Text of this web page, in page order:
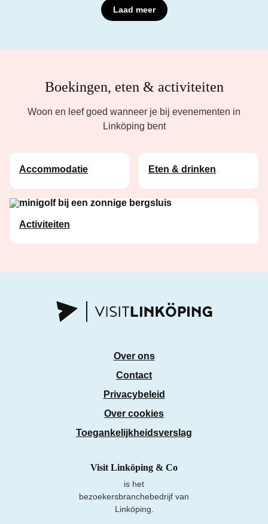
Laad meer
Boekingen, eten & activiteiten
Woon en leef goed wanneer je bij evenementen in
Linköping bent
Accommodatie Eten & drinken
Activiteiten
Over ons
Contact
Privacybeleid
Over cookies
Toegankelijkheidsverslag
Visit Linköping & Co
is het
bezoekersbranchebedrijf van
Linköping.